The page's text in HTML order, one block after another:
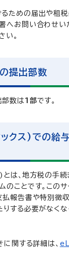
ための届出や租
へお問い合わせい
い。
提出部数
部数は 1部です。
クス)での給
は、地方税の手続
のことです。この
払報告書や特別徴
りする必要がなく
関する詳細は、